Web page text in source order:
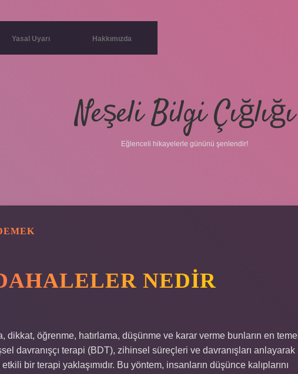
Yasal Uyarı Hakkımızda
Neşeli Bilgi Çığlığı
Eğlenceli hikayelerle gününü şenlendir!
NEDIR
dikkat, öğrenme, hatırlama, düşünme ve karar verme bunların en temel
davranışçı terapi (BDT), zihinsel süreçleri ve davranışları anlayarak
bir terapi yaklaşımıdır. Bu yöntem, insanların düşünce kalıplarını